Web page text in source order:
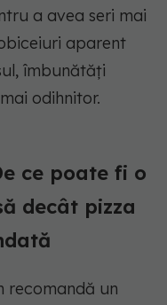
a avea seri mai
aparent
îmbunătăți
odihnitor.
ce poate fi o
decât pizza
recomandă un